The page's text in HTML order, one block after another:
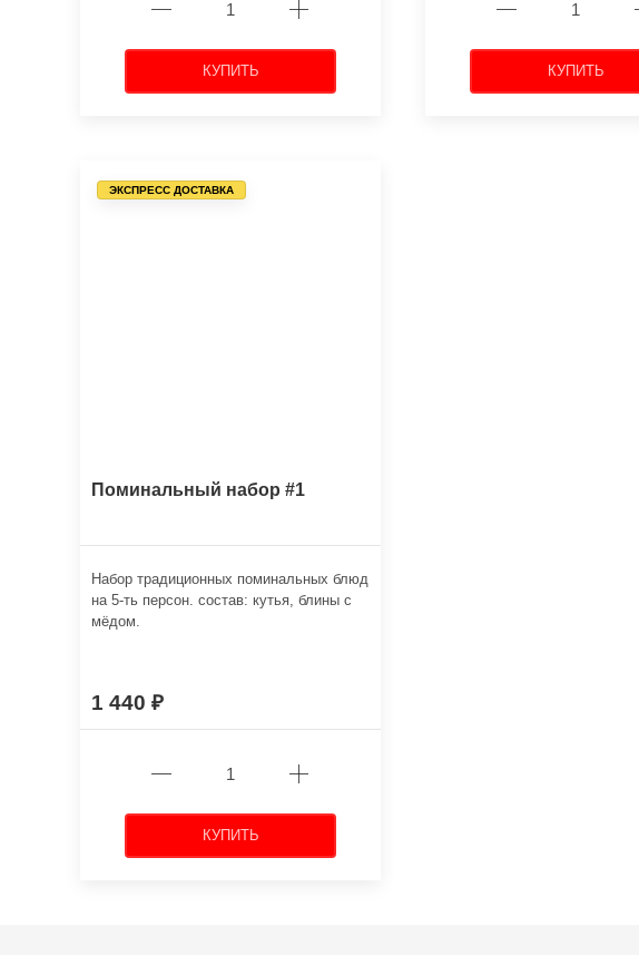
КУПИТЬ КУПИТЬ
ЭКСПРЕСС ДОСТАВКА
Поминальный набор #1
Набор традиционных поминальных блюд
на 5-ть персон. состав: кутья, блины с
мёдом.
1 440
КУПИТЬ